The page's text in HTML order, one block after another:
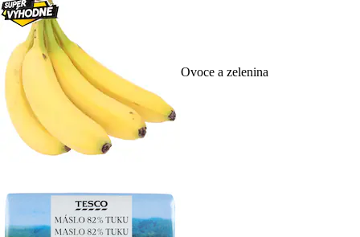
Ovoce a zelenina